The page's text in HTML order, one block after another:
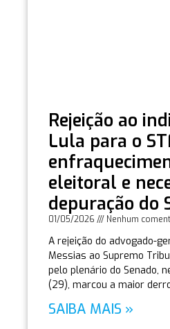
Rejeição ao
Lula para o
eleitoral e
depuração do
01/05/2026 Nenhum
A rejeição do advogado-
Messias ao Supremo
pelo plenário do Senado,
(29), marcou a maior
SAIBA MAIS »